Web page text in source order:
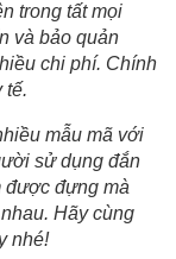
trong tất mọi
và bảo quản
chi phí. Chính
tế.
mẫu mã với
sử dụng đắn
được đựng mà
Hãy cùng
nhé!